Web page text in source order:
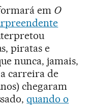
em O
piratas e
nunca, jamais,
carreira de
chegaram
quando o